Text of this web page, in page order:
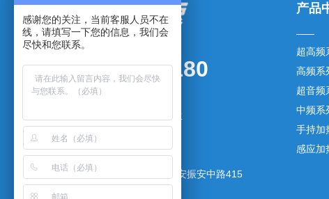
0769-83003180
传真：0769-83003181
手机：136-5257-7079 杨先生
邮箱：yxm@gdsaiyang.cn
网址：www.gdsaiyang.cn
地址：广东省东莞市长安镇长安振安中路415
号1号楼402室
产品
超高频
高频系
超音频
中频系
手持加
感应加
感谢您的关注，当前客服人员不在
线，请填写一下您的信息，我们会
尽快和您联系。